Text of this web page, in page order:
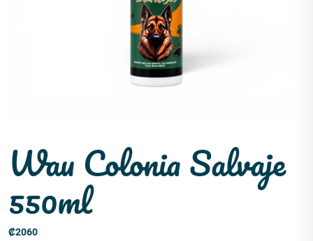
Wau Colonia Salvaje
550ml
₡2060